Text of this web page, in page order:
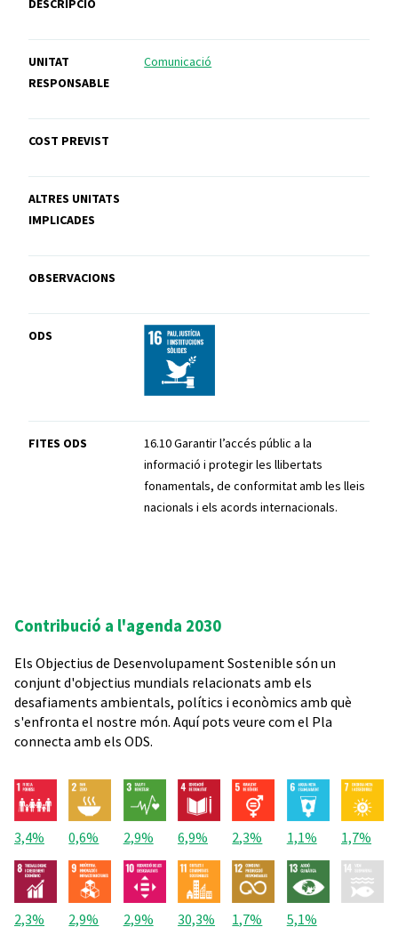
DESCRIPCIÓ
UNITAT
RESPONSABLE
Comunicació
COST PREVIST
ALTRES UNITATS
IMPLICADES
OBSERVACIONS
ODS
FITES ODS
16.10 Garantir l’accés públic a la
informació i protegir les llibertats
fonamentals, de conformitat amb les lleis
nacionals i els acords internacionals.
Contribució a l'agenda 2030
Els Objectius de Desenvolupament Sostenible són un
conjunt d'objectius mundials relacionats amb els
desafiaments ambientals, polítics i econòmics amb què
s'enfronta el nostre món. Aquí pots veure com el Pla
connecta amb els ODS.
3,4% 0,6% 2,9% 6,9% 2,3% 1,1% 1,7%
2,3% 2,9% 2,9% 30,3% 1,7% 5,1%